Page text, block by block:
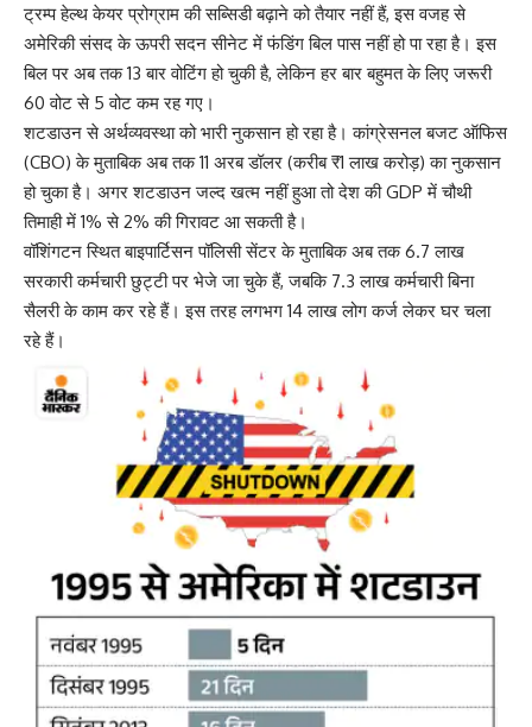
ट्रम्प हेल्थ केयर प्रोग्राम की सब्सिडी बढ़ाने को तैयार नहीं हैं, इस वजह से
अमेरिकी संसद के ऊपरी सदन सीनेट में फंडिंग बिल पास नहीं हो पा रहा है। इस
बिल पर अब तक 13 बार वोटिंग हो चुकी है, लेकिन हर बार बहुमत के लिए जरूरी
60 वोट से 5 वोट कम रह गए।
शटडाउन से अर्थव्यवस्था को भारी नुकसान हो रहा है। कांग्रेसनल बजट ऑफिस
(CBO) के मुताबिक अब तक 11 अरब डॉलर (करीब ₹1 लाख करोड़) का नुकसान
हो चुका है। अगर शटडाउन जल्द खत्म नहीं हुआ तो देश की GDP में चौथी
तिमाही में 1% से 2% की गिरावट आ सकती है।
वॉशिंगटन स्थित बाइपार्टिसन पॉलिसी सेंटर के मुताबिक अब तक 6.7 लाख
सरकारी कर्मचारी छुट्टी पर भेजे जा चुके हैं, जबकि 7.3 लाख कर्मचारी बिना
सैलरी के काम कर रहे हैं। इस तरह लगभग 14 लाख लोग कर्ज लेकर घर चला
रहे हैं।